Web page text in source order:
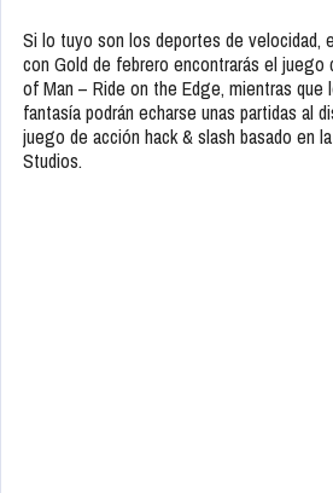
Si lo tuyo son los deportes de velocidad,
con Gold de febrero encontrarás el
of Man – Ride on the Edge, mientras que
fantasía podrán echarse unas partidas al
juego de acción hack & slash basado en
Studios.